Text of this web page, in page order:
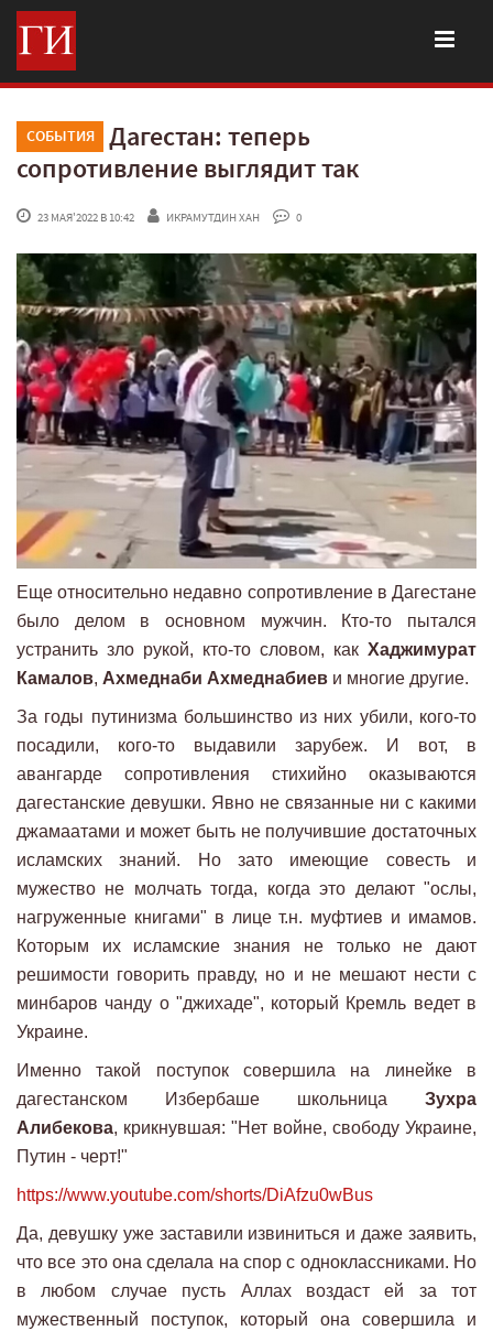
СОБЫТИЯ
Дагестан: теперь
сопротивление выглядит так
23 МАЯ'2022 В 10:42 ИКРАМУТДИН ХАН 0
Еще относительно недавно сопротивление в Дагестане
было делом в основном мужчин. Кто-то пытался
устранить зло рукой, кто-то словом, как Хаджимурат
Камалов, Ахмеднаби Ахмеднабиев и многие другие.
За годы путинизма большинство из них убили, кого-то
посадили, кого-то выдавили зарубеж. И вот, в
авангарде сопротивления стихийно оказываются
дагестанские девушки. Явно не связанные ни с какими
джамаатами и может быть не получившие достаточных
исламских знаний. Но зато имеющие совесть и
мужество не молчать тогда, когда это делают "ослы,
нагруженные книгами" в лице т.н. муфтиев и имамов.
Которым их исламские знания не только не дают
решимости говорить правду, но и не мешают нести с
минбаров чанду о "джихаде", который Кремль ведет в
Украине.
Именно такой поступок совершила на линейке в
дагестанском Избербаше школьница Зухра
Алибекова, крикнувшая: "Нет войне, свободу Украине,
Путин - черт!"
https://www.youtube.com/shorts/DiAfzu0wBus
Да, девушку уже заставили извиниться и даже заявить,
что все это она сделала на спор с одноклассниками. Но
в любом случае пусть Аллах воздаст ей за тот
мужественный поступок, который она совершила и